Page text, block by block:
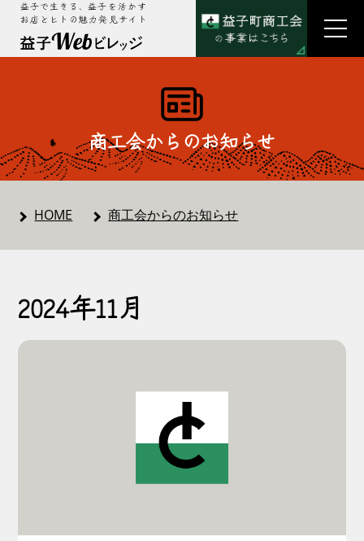
益子で生きる、益子を活かす
お店とヒトの魅力発見サイト
商工会からのお知らせ
HOME 商工会からのお知らせ
2024年11月